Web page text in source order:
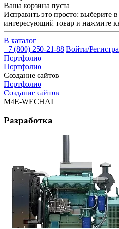
Ваша корзина пуста
Исправить это просто: выберите в
интересующий товар и нажмите
В каталог
+7 (800) 250-21-88 Войти/
Портфолио
Портфолио
Создание сайтов
Портфолио
Создание сайтов
M4E-WECHAI
Разработка